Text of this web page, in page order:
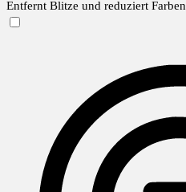
Entfernt Blitze und reduziert Farben